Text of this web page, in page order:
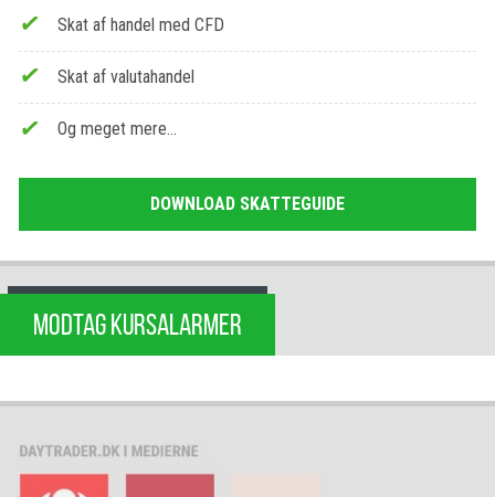
Skat af handel med CFD
Skat af valutahandel
Og meget mere…
DOWNLOAD SKATTEGUIDE
MODTAG KURSALARMER